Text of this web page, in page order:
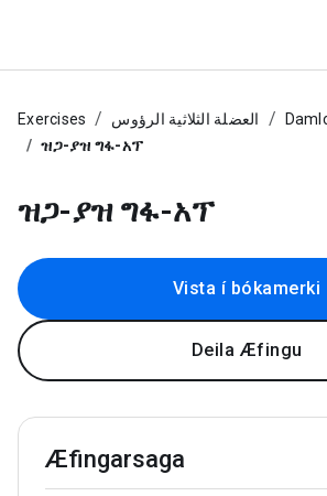
Exercises العضلة الثلاثية الرؤوس
ዝጋ-ያዝ ግፋ-አፕ
ዝጋ-ያዝ ግፋ-አፕ
Vista í bókamerki
Deila Æfingu
Æfingarsaga